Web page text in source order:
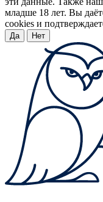
младше 18 лет. Вы
cookies и
Да Нет